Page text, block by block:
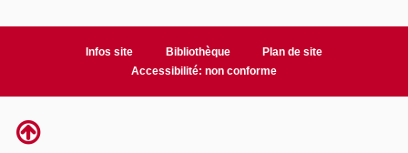
Infos site Bibliothèque
Plan de site
Accessibilité: non conforme